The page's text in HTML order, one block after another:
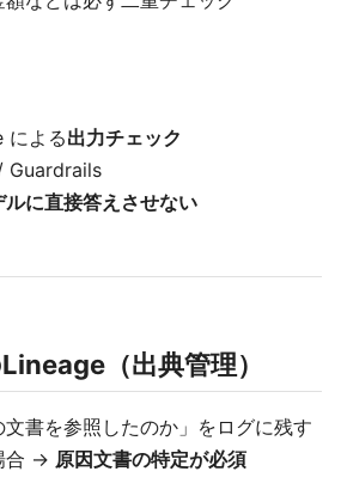
よる出力チェック
Guardrails
ルに直接答えさせない
（出典管理）
文書を参照したのか」をログに残す
合 → 原因文書の特定が必須